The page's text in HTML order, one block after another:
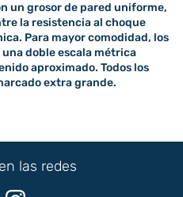
un grosor de pared uniforme,
la resistencia al choque
Para mayor comodidad, los
doble escala métrica
aproximado. Todos los
extra grande.
las redes